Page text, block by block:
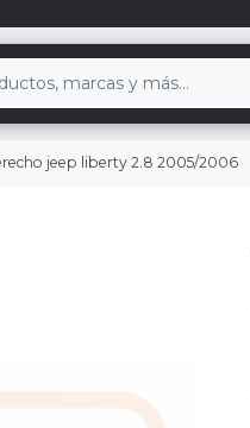
jeep liberty 2.8 2005/2006